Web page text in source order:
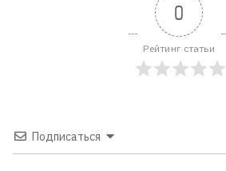
0
Рейтинг статьи
Подписаться